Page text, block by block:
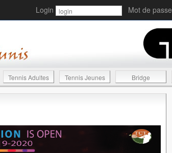
Login Mot de passe
Tennis Adultes Tennis Jeunes Bridge